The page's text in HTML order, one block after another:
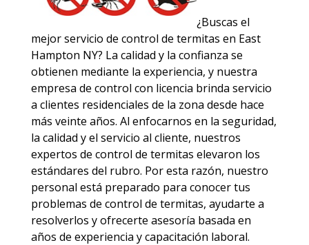
¿Buscas el
mejor servicio de control de termitas en East
Hampton NY? La calidad y la confianza se
obtienen mediante la experiencia, y nuestra
empresa de control con licencia brinda servicio
a clientes residenciales de la zona desde hace
más veinte años. Al enfocarnos en la seguridad,
la calidad y el servicio al cliente, nuestros
expertos de control de termitas elevaron los
estándares del rubro. Por esta razón, nuestro
personal está preparado para conocer tus
problemas de control de termitas, ayudarte a
resolverlos y ofrecerte asesoría basada en
años de experiencia y capacitación laboral.